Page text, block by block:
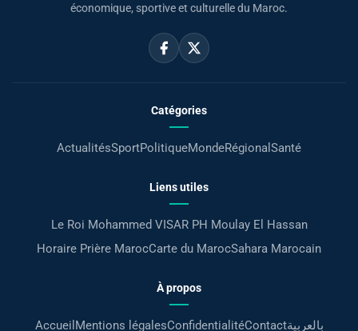
économique, sportive et culturelle du Maroc.
Catégories
ActualitésSportPolitiqueMondeRégional Santé
Liens utiles
Le Roi Mohammed VISAR PH Moulay El Hassan
Horaire Prière MarocCarte du MarocSahara Marocain
À propos
Accueil Mentions légalesConfidentialitéContactبالعربية